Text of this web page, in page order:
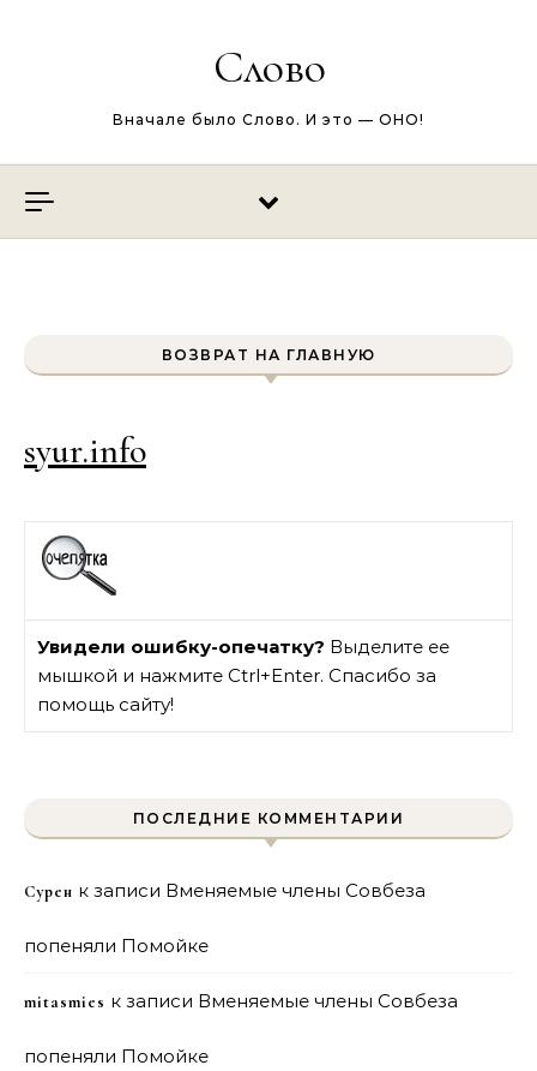
Слово
Вначале было Слово. И это — ОНО!
ВОЗВРАТ НА ГЛАВНУЮ
syur.info
Увидели ошибку-опечатку? Выделите ее
мышкой и нажмите Ctrl+Enter. Спасибо за
помощь сайту!
ПОСЛЕДНИЕ КОММЕНТАРИИ
Сурен к записи Вменяемые члены Совбеза
попеняли Помойке
mitasmies к записи Вменяемые члены Совбеза
попеняли Помойке